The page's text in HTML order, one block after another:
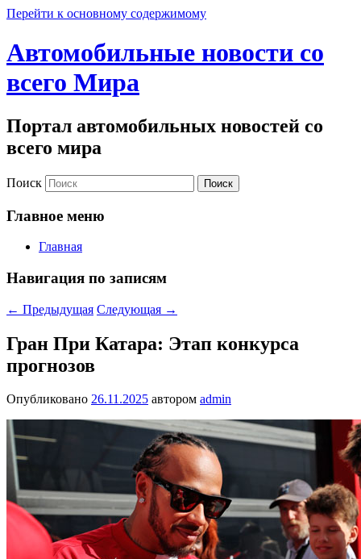
Перейти к основному содержимому
Автомобильные новости со
всего Мира
Портал автомобильных новостей со
всего мира
Поиск
Главное меню
Главная
Навигация по записям
← Предыдущая Следующая →
Гран При Катара: Этап конкурса
прогнозов
Опубликовано 26.11.2025 автором admin